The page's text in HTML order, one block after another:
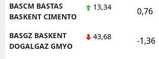
BASCM BASTAS
BASKENT CIMENTO
13,34 0,76
BASGZ BASKENT
DOGALGAZ GMYO
43,68 -1,36